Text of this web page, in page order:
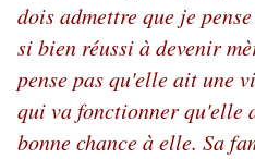
dois admettre que je
si bien réussi à devenir
pense pas qu'elle ait une
qui va fonctionner qu'elle
bonne chance à elle. Sa